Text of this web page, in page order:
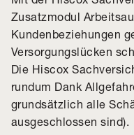
Zusatzmodul
Kundenbeziehungen
Versorgungslücken
Die Hiscox
rundum Dank
grundsätzlich alle
ausgeschlossen sind).